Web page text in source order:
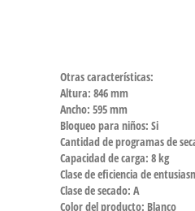
Otras características:
Altura: 846 mm
Ancho: 595 mm
Bloqueo para niños: Si
Cantidad de programas de
Capacidad de carga: 8 kg
Clase de eficiencia de
Clase de secado: A
Color del producto: Blanco